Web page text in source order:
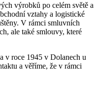
výrobků po celém světě a
vztahy a logistické
V rámci smluvních
ale také smlouvy, které
v roce 1945 v Dolanech u
a věříme, že v rámci